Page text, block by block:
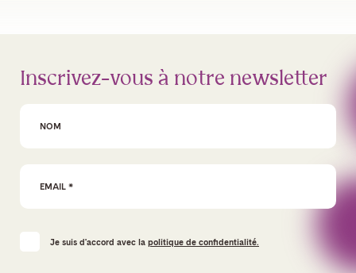
Inscrivez-vous à notre newsletter
Je suis d'accord avec la politique de confidentialité.